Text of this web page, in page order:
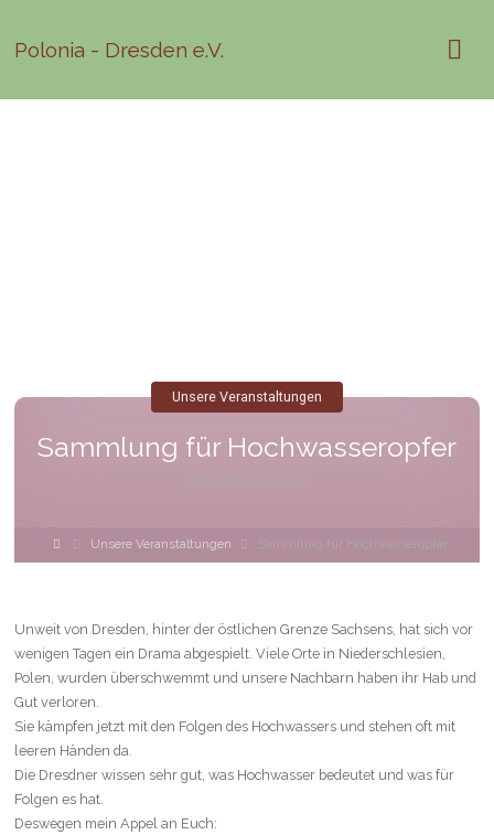
Polonia - Dresden e.V.
Sammlung für Hochwasseropfer
Unsere Veranstaltungen
HomeUnsere Veranstaltungen Sammlung für Hochwasseropfer
Unweit von Dresden, hinter der östlichen Grenze Sachsens, hat sich vor
wenigen Tagen ein Drama abgespielt. Viele Orte in Niederschlesien,
Polen, wurden überschwemmt und unsere Nachbarn haben ihr Hab und
Gut verloren.
Sie kämpfen jetzt mit den Folgen des Hochwassers und stehen oft mit
leeren Händen da.
Die Dresdner wissen sehr gut, was Hochwasser bedeutet und was für
Folgen es hat.
Deswegen mein Appel an Euch: